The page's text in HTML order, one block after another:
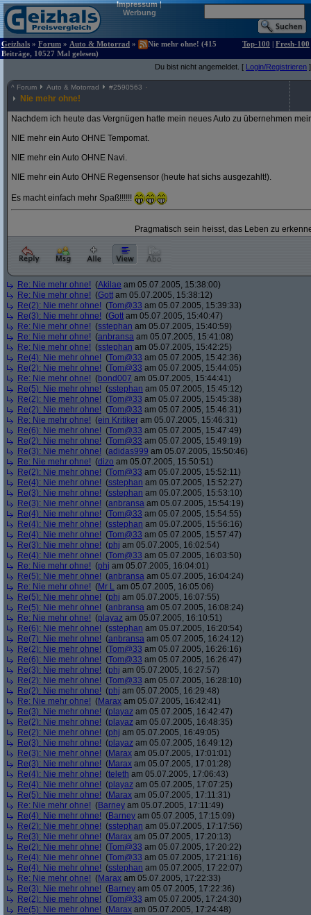
Impressum|
Werbung
Geizhals » Forum » Auto & Motorrad »
Nie mehr ohne! (415
Beiträge, 10527 Mal gelesen)
Top-100 | Fresh-100
Du bist nicht angemeldet. [ Login/Registrieren ]
^ Forum Auto & Motorrad #2590563
Nie mehr ohne!
Nachdem ich heute das Vergnügen hatte mein neues Auto zu übernehmen
NIE mehr ein Auto OHNE Tempomat.
NIE mehr ein Auto OHNE Navi.
NIE mehr ein Auto OHNE Regensensor (heute hat sichs ausgezahlt!).
Es macht einfach mehr Spaß!!!!!!
Pragmatisch sein heisst, das Leben zu
Re: Nie mehr ohne! (Akilae am 05.07.2005, 15:38:00)
Re: Nie mehr ohne! (Gott am 05.07.2005, 15:38:12)
Re(2): Nie mehr ohne! (Tom@33 am 05.07.2005, 15:39:33)
Re(3): Nie mehr ohne! (Gott am 05.07.2005, 15:40:47)
Re: Nie mehr ohne! (sstephan am 05.07.2005, 15:40:59)
Re: Nie mehr ohne! (anbransa am 05.07.2005, 15:41:08)
Re: Nie mehr ohne! (sstephan am 05.07.2005, 15:42:25)
Re(4): Nie mehr ohne! (Tom@33 am 05.07.2005, 15:42:36)
Re(2): Nie mehr ohne! (Tom@33 am 05.07.2005, 15:44:05)
Re: Nie mehr ohne! (bond007 am 05.07.2005, 15:44:41)
Re(5): Nie mehr ohne! (sstephan am 05.07.2005, 15:45:12)
Re(2): Nie mehr ohne! (Tom@33 am 05.07.2005, 15:45:38)
Re(2): Nie mehr ohne! (Tom@33 am 05.07.2005, 15:46:31)
Re: Nie mehr ohne! (ein Kritiker am 05.07.2005, 15:46:31)
Re(6): Nie mehr ohne! (Tom@33 am 05.07.2005, 15:47:49)
Re(2): Nie mehr ohne! (Tom@33 am 05.07.2005, 15:49:19)
Re(3): Nie mehr ohne! (adidas999 am 05.07.2005, 15:50:46)
Re: Nie mehr ohne! (dizo am 05.07.2005, 15:50:51)
Re(2): Nie mehr ohne! (Tom@33 am 05.07.2005, 15:52:11)
Re(4): Nie mehr ohne! (sstephan am 05.07.2005, 15:52:27)
Re(3): Nie mehr ohne! (sstephan am 05.07.2005, 15:53:10)
Re(3): Nie mehr ohne! (anbransa am 05.07.2005, 15:54:19)
Re(4): Nie mehr ohne! (Tom@33 am 05.07.2005, 15:54:55)
Re(4): Nie mehr ohne! (sstephan am 05.07.2005, 15:56:16)
Re(4): Nie mehr ohne! (Tom@33 am 05.07.2005, 15:57:47)
Re(3): Nie mehr ohne! (phj am 05.07.2005, 16:02:54)
Re(4): Nie mehr ohne! (Tom@33 am 05.07.2005, 16:03:50)
Re: Nie mehr ohne! (phj am 05.07.2005, 16:04:01)
Re(5): Nie mehr ohne! (anbransa am 05.07.2005, 16:04:24)
Re: Nie mehr ohne! (Mr L am 05.07.2005, 16:05:06)
Re(5): Nie mehr ohne! (phj am 05.07.2005, 16:07:55)
Re(5): Nie mehr ohne! (anbransa am 05.07.2005, 16:08:24)
Re: Nie mehr ohne! (playaz am 05.07.2005, 16:10:51)
Re(6): Nie mehr ohne! (sstephan am 05.07.2005, 16:20:54)
Re(7): Nie mehr ohne! (anbransa am 05.07.2005, 16:24:12)
Re(2): Nie mehr ohne! (Tom@33 am 05.07.2005, 16:26:16)
Re(6): Nie mehr ohne! (Tom@33 am 05.07.2005, 16:26:47)
Re(3): Nie mehr ohne! (phj am 05.07.2005, 16:27:57)
Re(2): Nie mehr ohne! (Tom@33 am 05.07.2005, 16:28:10)
Re(2): Nie mehr ohne! (phj am 05.07.2005, 16:29:48)
Re: Nie mehr ohne! (Marax am 05.07.2005, 16:42:41)
Re(3): Nie mehr ohne! (playaz am 05.07.2005, 16:42:47)
Re(2): Nie mehr ohne! (playaz am 05.07.2005, 16:48:35)
Re(2): Nie mehr ohne! (phj am 05.07.2005, 16:49:05)
Re(3): Nie mehr ohne! (playaz am 05.07.2005, 16:49:12)
Re(3): Nie mehr ohne! (Marax am 05.07.2005, 17:01:01)
Re(3): Nie mehr ohne! (Marax am 05.07.2005, 17:01:28)
Re(4): Nie mehr ohne! (teleth am 05.07.2005, 17:06:43)
Re(4): Nie mehr ohne! (playaz am 05.07.2005, 17:07:25)
Re(5): Nie mehr ohne! (Marax am 05.07.2005, 17:11:31)
Re: Nie mehr ohne! (Barney am 05.07.2005, 17:11:49)
Re(4): Nie mehr ohne! (Barney am 05.07.2005, 17:15:09)
Re(2): Nie mehr ohne! (sstephan am 05.07.2005, 17:17:56)
Re(3): Nie mehr ohne! (Marax am 05.07.2005, 17:20:13)
Re(2): Nie mehr ohne! (Tom@33 am 05.07.2005, 17:20:22)
Re(4): Nie mehr ohne! (Tom@33 am 05.07.2005, 17:21:16)
Re(4): Nie mehr ohne! (sstephan am 05.07.2005, 17:22:07)
Re: Nie mehr ohne! (Marax am 05.07.2005, 17:22:33)
Re(3): Nie mehr ohne! (Barney am 05.07.2005, 17:22:36)
Re(2): Nie mehr ohne! (Tom@33 am 05.07.2005, 17:24:30)
Re(5): Nie mehr ohne! (Marax am 05.07.2005, 17:24:48)